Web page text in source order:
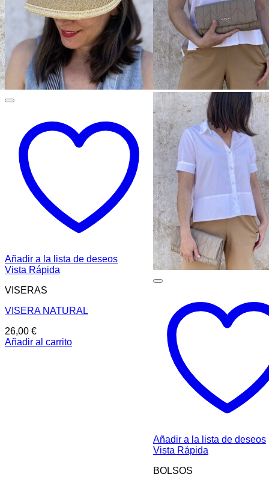
Añadir a la lista de deseos
Vista Rápida
VISERAS
VISERA NATURAL
26,00 €
Añadir al carrito
Añadir a la lista de deseos
Vista Rápida
BOLSOS